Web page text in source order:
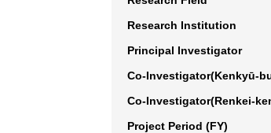
Research Institution
Principal Investigator
Co-Investigator(Kenkyū-
Co-Investigator(Renkei-
Project Period (FY)